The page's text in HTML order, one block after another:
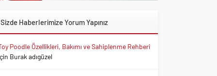
Sizde Haberlerimize Yorum Yapınız
Poodle Özellikleri, Bakımı ve Sahiplenme Rehberi
Burak adıgüzel